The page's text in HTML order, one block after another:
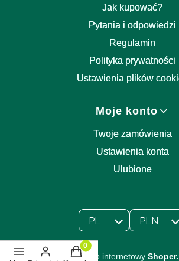
Jak kupować?
Pytania i odpowiedzi
Regulamin
Polityka prywatności
Ustawienia plików
Moje konto
Twoje zamówienia
Ustawienia konta
Ulubione
Wybrany język:
PL
polski Wybrana
PLN
Sklep internetowy
Produkty w koszyku: 0.